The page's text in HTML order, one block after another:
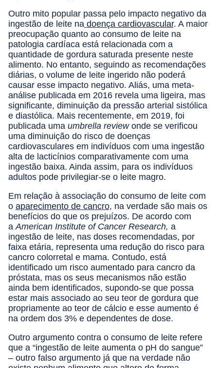
Outro mito popular passa pelo impacto negativo da
ingestão de leite nadoença cardiovascular. A maior
preocupação quanto ao consumo de leite na
patologia cardíaca está relacionada com a
quantidade de gordura saturada presente neste
alimento. No entanto, seguindo as recomendações
diárias, o volume de leite ingerido não poderá
causar esse impacto negativo. Aliás, uma meta-
análise publicada em 2016 revela uma ligeira, mas
significante, diminuição da pressão arterial sistólica
e diastólica. Mais recentemente, em 2019, foi
publicada uma umbrella review onde se verificou
uma diminuição do risco de doenças
cardiovasculares em indivíduos com uma ingestão
alta de lacticínios comparativamente com uma
ingestão baixa. Ainda assim, para os indivíduos
adultos pode privilegiar-se o leite magro.
Em relação à associação do consumo de leite com
o aparecimento de cancro, na verdade são mais os
benefícios do que os prejuízos. De acordo com
a American Institute of Cancer Research, a
ingestão de leite, nas doses recomendadas, por
faixa etária, representa uma redução do risco para
cancro colorretal e mama. Contudo, está
identificado um risco aumentado para cancro da
próstata, mas os seus mecanismos não estão
ainda bem identificados, supondo-se que possa
estar mais associado ao seu teor de gordura que
propriamente ao teor de cálcio e esse aumento é
na ordem dos 3% e dependentes de dose.
Outro argumento contra o consumo de leite refere
que a “ingestão de leite aumenta o pH do sangue”
– outro falso argumento já que na verdade não